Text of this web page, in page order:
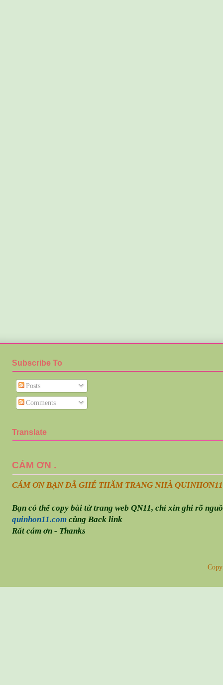
Subscribe To
Posts
Comments
Translate
CÁM ƠN .
CÁM ƠN BẠN ĐÃ GHÉ THĂM TRANG NHÀ QUINHƠN
Bạn có thể copy bài từ trang web QN11, chỉ xin ghi rõ
quinhon11.comcùng Back link
Rất cám ơn - Thanks